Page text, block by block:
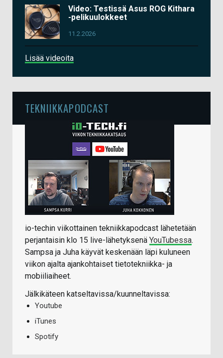
Video: Testissä Asus ROG Kithara
-pelikuulokkeet
11.2.2026
Lisää videoita
TEKNIIKKAPODCAST
io-techin viikottainen tekniikkapodcast lähetetään
perjantaisin klo 15 live-lähetyksenä YouTubessa.
Sampsa ja Juha käyvät keskenään läpi kuluneen
viikon ajalta ajankohtaiset tietotekniikka- ja
mobiiliaiheet.
Jälkikäteen katseltavissa/kuunneltavissa:
Youtube
iTunes
Spotify